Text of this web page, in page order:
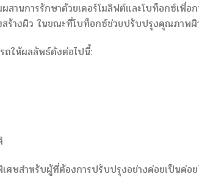
สานการรักษาด้วยเดอร์โมลิฟต์และโบท็อกซ์เพื่อ
สร้างผิว ในขณะที่โบท็อกซ์ช่วยปรับปรุงคุณภาพ
ถให้ผลลัพธ์ดังต่อไปนี้:
ศษสำหรับผู้ที่ต้องการปรับปรุงอย่างค่อยเป็นค่อ